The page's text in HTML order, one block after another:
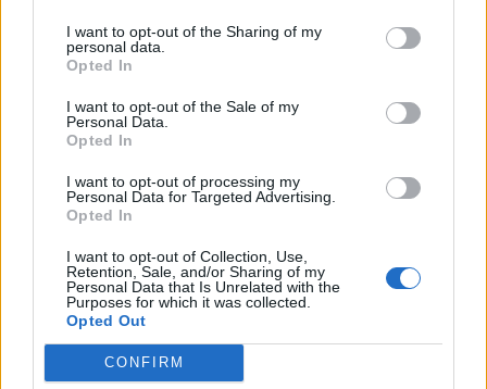
I want to opt-out of the Sharing of my
personal data.
Opted In
I want to opt-out of the Sale of my
Personal Data.
Opted In
I want to opt-out of processing my
Personal Data for Targeted Advertising.
Opted In
I want to opt-out of Collection, Use,
Retention, Sale, and/or Sharing of my
Personal Data that Is Unrelated with the
Purposes for which it was collected.
Opted Out
CONFIRM
d’Amposta”
Blaumut lidera el cartell musical de les
30 de juliol de 2026